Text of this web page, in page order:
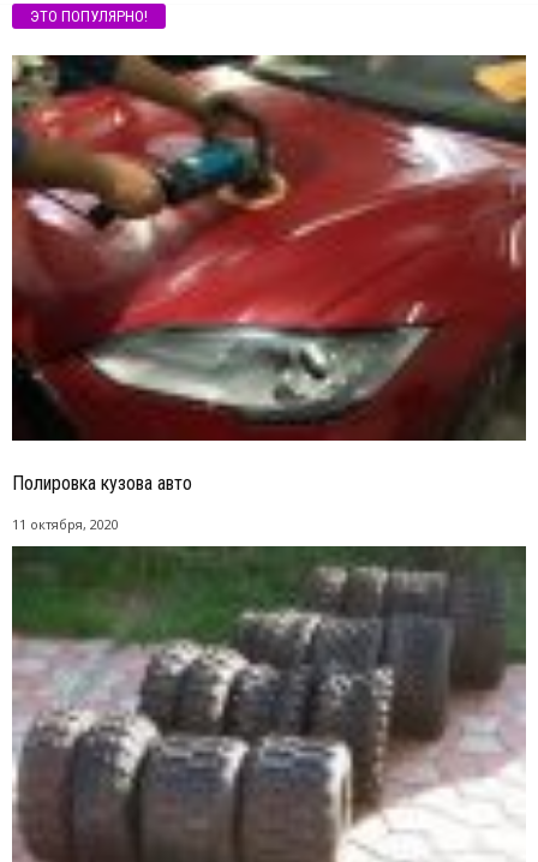
ЭТО ПОПУЛЯРНО!
Полировка кузова авто
11 октября, 2020